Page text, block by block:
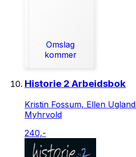
Omslag
kommer
Historie 2 Arbeidsbok
Kristin Fossum, Ellen
Myhrvold
240,-